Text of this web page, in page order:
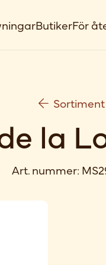
ButikerFör
Sortiment
la
Art. nummer: